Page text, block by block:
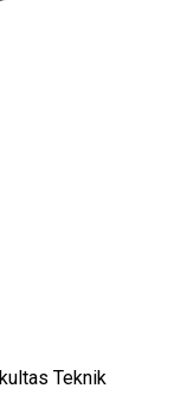
Teknik